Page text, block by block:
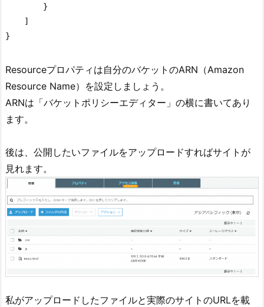
}
Resourceプロパティは自分のバケットのARN（Amazon
Resource Name）を設定しましょう。
ARNは「バケットポリシーエディター」の横に書いてあり
ます。
後は、公開したいファイルをアップロードすればサイトが
見れます。
私がアップロードしたファイルと実際のサイトのURLを載